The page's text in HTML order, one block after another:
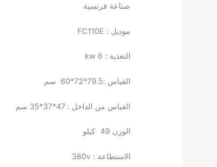
صناعة فرنسية
موديل : FC110E
التغذية : 6 kw
القياس :79.5*72*60 سم
القياس من الداخل : 47*37*35 سم
الوزن 49 كيلو
الاستطاعة : 380v